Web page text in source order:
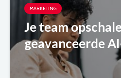
MARKETING
Je team
geavanceerde